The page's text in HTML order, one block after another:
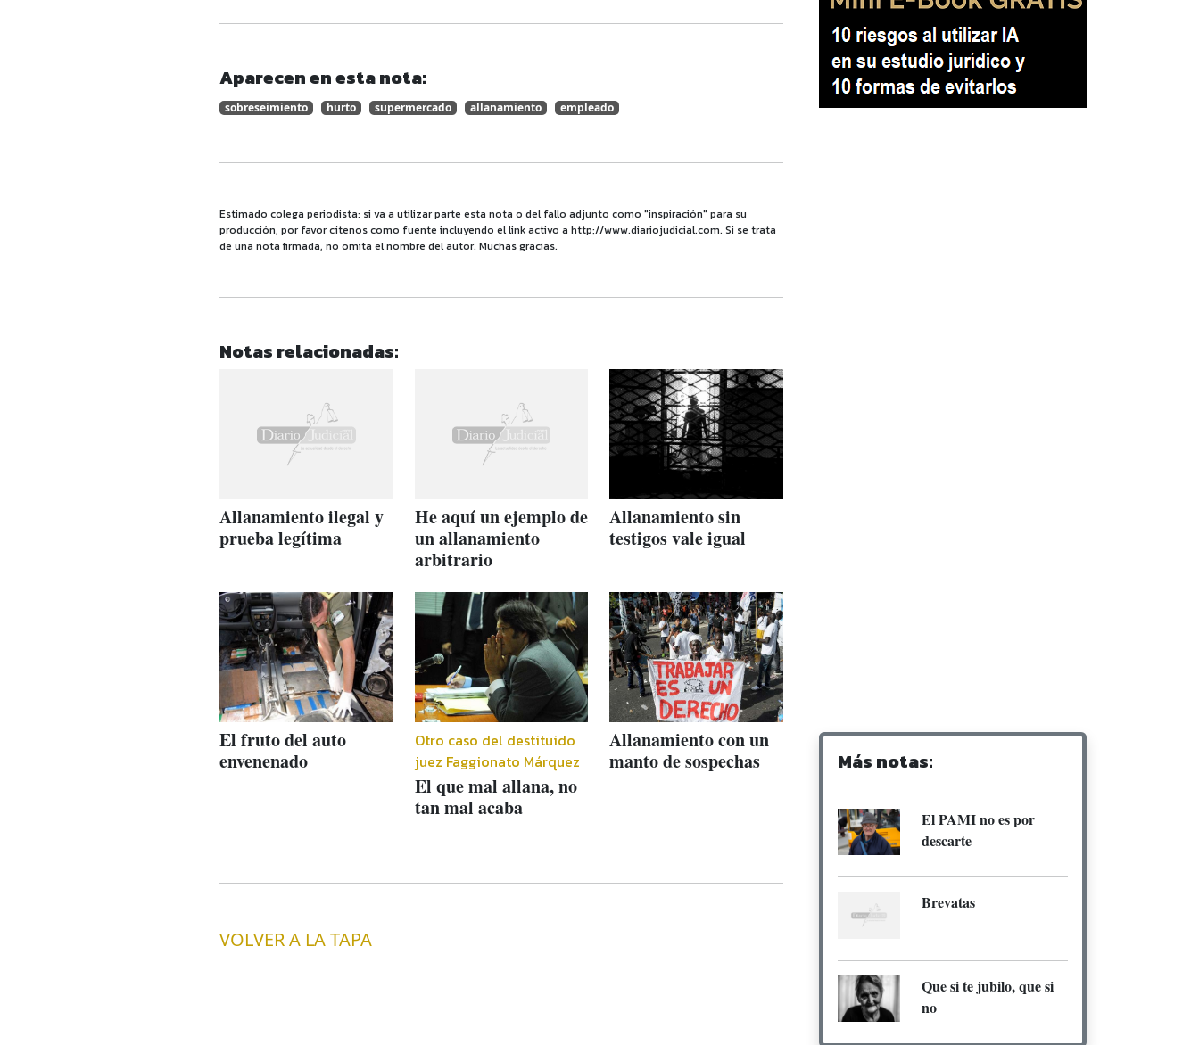
Aparecen en esta nota:
sobreseimiento hurto supermercado allanamiento empleado
Estimado colega periodista: si va a utilizar parte esta nota o del fallo adjunto como "inspiración" para su
producción, por favor cítenos como fuente incluyendo el link activo a http://www.diariojudicial.com. Si se trata
de una nota firmada, no omita el nombre del autor. Muchas gracias.
Notas relacionadas:
Allanamiento ilegal y
prueba legítima
He aquí un ejemplo de
un allanamiento
arbitrario
Allanamiento sin
testigos vale igual
El fruto del auto
envenenado
Otro caso del destituido
juez Faggionato Márquez
El que mal allana, no
tan mal acaba
Allanamiento con un
manto de sospechas
VOLVER A LA TAPA
Más notas:
El PAMI no es por
descarte
Brevatas
Que si te jubilo, que si
no